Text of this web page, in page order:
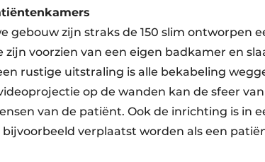
gebouw zijn straks de 150 slim ontworpen
zijn voorzien van een eigen badkamer en
rustige uitstraling is alle bekabeling
op de wanden kan de sfeer
van de patiënt. Ook de inrichting is in
bijvoorbeeld verplaatst worden als een